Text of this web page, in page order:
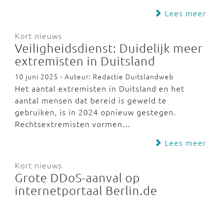
Lees meer
Kort nieuws
Veiligheidsdienst: Duidelijk meer
extremisten in Duitsland
10 juni 2025 - Auteur: Redactie Duitslandweb
Het aantal extremisten in Duitsland en het
aantal mensen dat bereid is geweld te
gebruiken, is in 2024 opnieuw gestegen.
Rechtsextremisten vormen…
Lees meer
Kort nieuws
Grote DDoS-aanval op
internetportaal Berlin.de